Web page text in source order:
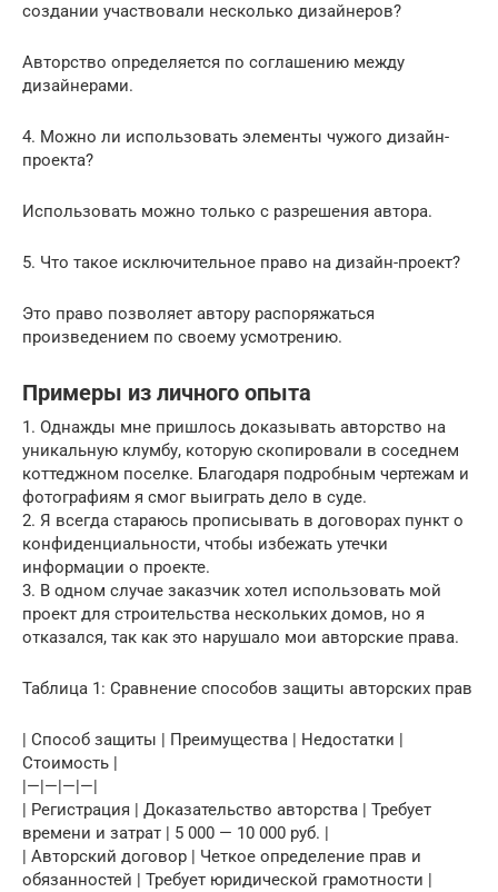
создании участвовали несколько дизайнеров?
Авторство определяется по соглашению между
дизайнерами.
4. Можно ли использовать элементы чужого дизайн-
проекта?
Использовать можно только с разрешения автора.
5. Что такое исключительное право на дизайн-проект?
Это право позволяет автору распоряжаться
произведением по своему усмотрению.
Примеры из личного опыта
1. Однажды мне пришлось доказывать авторство на
уникальную клумбу, которую скопировали в соседнем
коттеджном поселке. Благодаря подробным чертежам и
фотографиям я смог выиграть дело в суде.
2. Я всегда стараюсь прописывать в договорах пункт о
конфиденциальности, чтобы избежать утечки
информации о проекте.
3. В одном случае заказчик хотел использовать мой
проект для строительства нескольких домов, но я
отказался, так как это нарушало мои авторские права.
Таблица 1: Сравнение способов защиты авторских прав
| Способ защиты | Преимущества | Недостатки |
Стоимость |
|—|—|—|—|
| Регистрация | Доказательство авторства | Требует
времени и затрат | 5 000 — 10 000 руб. |
| Авторский договор | Четкое определение прав и
обязанностей | Требует юридической грамотности |